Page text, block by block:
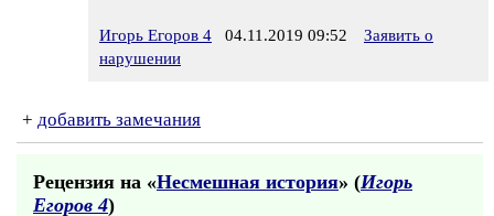
Игорь Егоров 4 04.11.2019 09:52
Заявить о
нарушении
+ добавить замечания
Рецензия на «Несмешная история» (Игорь
Егоров 4)